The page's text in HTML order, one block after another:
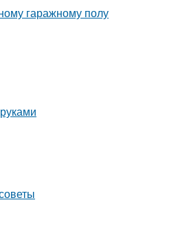
гаражному полу